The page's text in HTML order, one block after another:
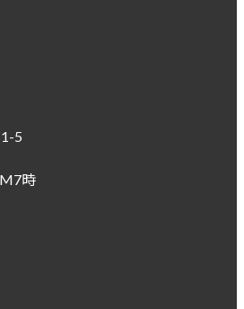
5
時